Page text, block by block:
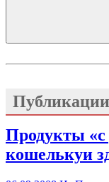
Продукты
кошелькуи